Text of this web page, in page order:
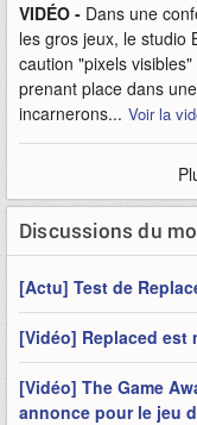
VIDÉO - Dans une
les gros jeux, le studio
caution "pixels
prenant place dans
incarnerons... Voir la
Discussions du
[Actu] Test de
[Vidéo] Replaced
[Vidéo] The Game
annonce pour le jeu